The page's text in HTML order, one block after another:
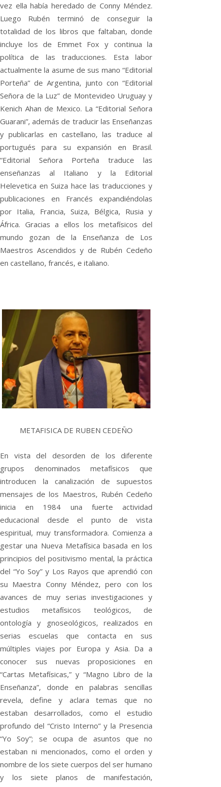
vez ella había heredado de Conny Méndez.
Luego Rubén terminó de conseguir la
totalidad de los libros que faltaban, donde
incluye los de Emmet Fox y continua la
política de las traducciones. Esta labor
actualmente la asume de sus mano “Editorial
Porteña” de Argentina, junto con “Editorial
Señora de la Luz” de Montevideo Uruguay y
Kenich Ahan de Mexico. La “Editorial Señora
Guarani”, además de traducir las Enseñanzas
y publicarlas en castellano, las traduce al
portugués para su expansión en Brasil.
“Editorial Señora Porteña traduce las
enseñanzas al Italiano y la Editorial
Helevetica en Suiza hace las traducciones y
publicaciones en Francés expandiéndolas
por Italia, Francia, Suiza, Bélgica, Rusia y
África. Gracias a ellos los metafísicos del
mundo gozan de la Enseñanza de Los
Maestros Ascendidos y de Rubén Cedeño
en castellano, francés, e italiano.
METAFISICA DE RUBEN CEDEÑO
En vista del desorden de los diferente
grupos denominados metafísicos que
introducen la canalización de supuestos
mensajes de los Maestros, Rubén Cedeño
inicia en 1984 una fuerte actividad
educacional desde el punto de vista
espiritual, muy transformadora. Comienza a
gestar una Nueva Metafísica basada en los
principios del positivismo mental, la práctica
del “Yo Soy” y Los Rayos que aprendió con
su Maestra Conny Méndez, pero con los
avances de muy serias investigaciones y
estudios metafísicos teológicos, de
ontología y gnoseológicos, realizados en
serias escuelas que contacta en sus
múltiples viajes por Europa y Asia. Da a
conocer sus nuevas proposiciones en
“Cartas Metafísicas,” y “Magno Libro de la
Enseñanza”, donde en palabras sencillas
revela, define y aclara temas que no
estaban desarrollados, como el estudio
profundo del “Cristo Interno” y la Presencia
“Yo Soy”; se ocupa de asuntos que no
estaban ni mencionados, como el orden y
nombre de los siete cuerpos del ser humano
y los siete planos de manifestación,